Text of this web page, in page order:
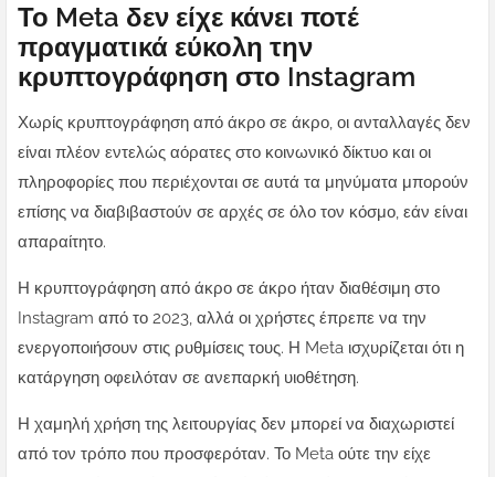
Το Meta δεν είχε κάνει ποτέ
πραγματικά εύκολη την
κρυπτογράφηση στο Instagram
Χωρίς κρυπτογράφηση από άκρο σε άκρο, οι ανταλλαγές δεν
είναι πλέον εντελώς αόρατες στο κοινωνικό δίκτυο και οι
πληροφορίες που περιέχονται σε αυτά τα μηνύματα μπορούν
επίσης να διαβιβαστούν σε αρχές σε όλο τον κόσμο, εάν είναι
απαραίτητο.
Η κρυπτογράφηση από άκρο σε άκρο ήταν διαθέσιμη στο
Instagram από το 2023, αλλά οι χρήστες έπρεπε να την
ενεργοποιήσουν στις ρυθμίσεις τους. Η Meta ισχυρίζεται ότι η
κατάργηση οφειλόταν σε ανεπαρκή υιοθέτηση.
Η χαμηλή χρήση της λειτουργίας δεν μπορεί να διαχωριστεί
από τον τρόπο που προσφερόταν. Το Meta ούτε την είχε